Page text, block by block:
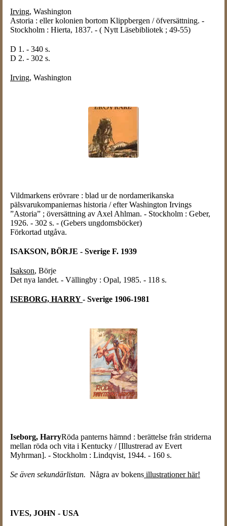
Irving, Washington
Astoria : eller kolonien bortom Klippbergen / öfversättning. -
Stockholm : Hierta, 1837. - ( Nytt Läsebibliotek ; 49-55)
D 1. - 340 s.
D 2. - 302 s.
Irving, Washington
Vildmarkens erövrare : blad ur de nordamerikanska
pälsvarukompaniernas historia / efter Washington Irvings
”Astoria” ; översättning av Axel Ahlman. - Stockholm : Geber,
1926. - 302 s. - (Gebers ungdomsböcker)
Förkortad utgåva.
ISAKSON, BÖRJE - Sverige F. 1939
Isakson, Börje
Det nya landet. - Vällingby : Opal, 1985. - 118 s.
ISEBORG, HARRY- Sverige 1906-1981
Iseborg, HarryRöda panterns hämnd : berättelse från striderna
mellan röda och vita i Kentucky / [Illustrerad av Evert
Myhrman]. - Stockholm : Lindqvist, 1944. - 160 s.
Se även sekundärlistan. Några av bokens illustrationer här!
IVES, JOHN - USA